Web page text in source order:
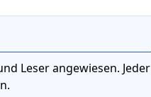
Leser angewiesen. Jeder